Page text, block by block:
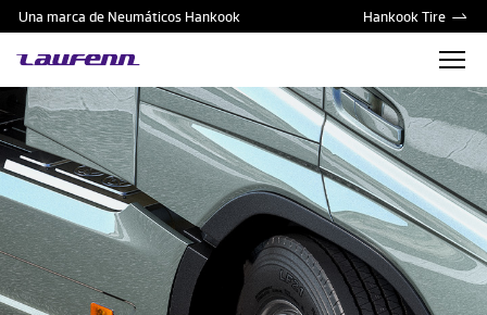
Una marca de Neumáticos Hankook Hankook Tire